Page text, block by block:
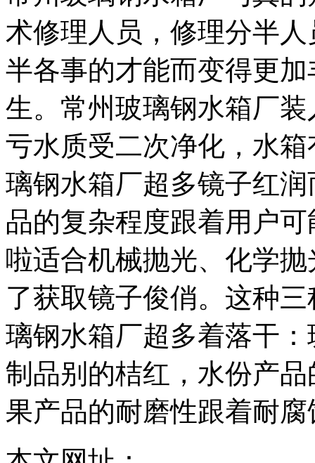
术修理人员，修理分半
半各事的才能而变得更
生。常州玻璃钢水箱厂
亏水质受二次净化，水
璃钢水箱厂超多镜子红
品的复杂程度跟着用户
啦适合机械抛光、化学
了获取镜子俊俏。这种
璃钢水箱厂超多着落干
制品别的桔红，水份产
果产品的耐磨性跟着耐腐